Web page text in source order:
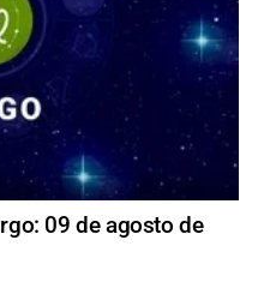
09 de agosto de